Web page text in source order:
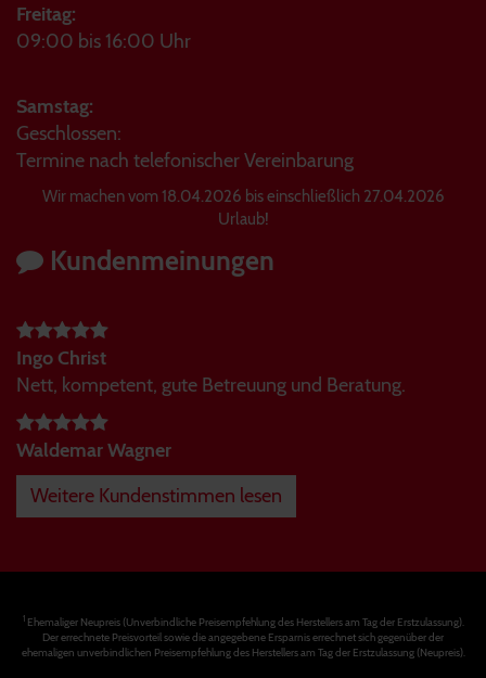
Freitag:
09:00 bis 16:00 Uhr
Samstag:
Geschlossen:
Termine nach telefonischer Vereinbarung
Wir machen vom 18.04.2026 bis einschließlich 27.04.2026
Urlaub!
Kundenmeinungen
Ingo Christ
Nett, kompetent, gute Betreuung und Beratung.
Waldemar Wagner
Weitere Kundenstimmen lesen
1Ehemaliger Neupreis (Unverbindliche Preisempfehlung des Herstellers am Tag der Erstzulassung).
Der errechnete Preisvorteil sowie die angegebene Ersparnis errechnet sich gegenüber der
ehemaligen unverbindlichen Preisempfehlung des Herstellers am Tag der Erstzulassung (Neupreis).